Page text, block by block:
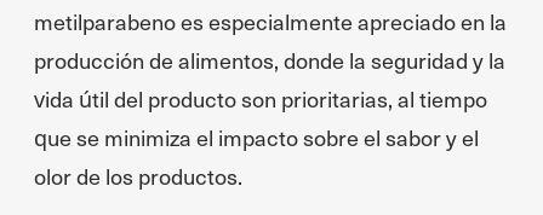
metilparabeno es especialmente apreciado en la
producción de alimentos, donde la seguridad y la
vida útil del producto son prioritarias, al tiempo
que se minimiza el impacto sobre el sabor y el
olor de los productos.